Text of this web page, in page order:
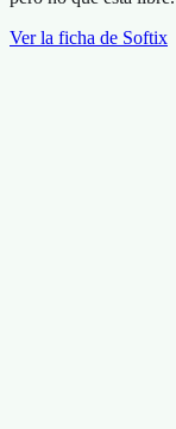
Ver la ficha de Softix